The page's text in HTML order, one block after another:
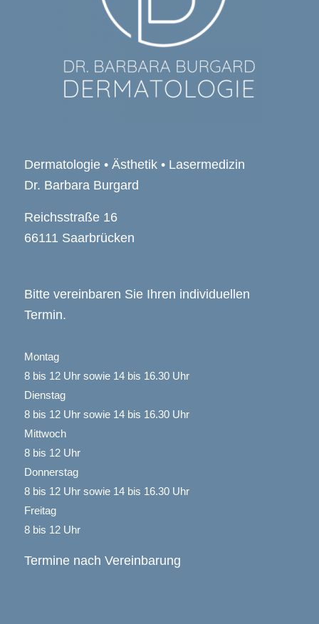
Dermatologie • Ästhetik • Lasermedizin
Dr. Barbara Burgard
Reichsstraße 16
66111 Saarbrücken
Bitte vereinbaren Sie Ihren individuellen
Termin.
Montag
8 bis 12 Uhr sowie 14 bis 16.30 Uhr
Dienstag
8 bis 12 Uhr sowie 14 bis 16.30 Uhr
Mittwoch
8 bis 12 Uhr
Donnerstag
8 bis 12 Uhr sowie 14 bis 16.30 Uhr
Freitag
8 bis 12 Uhr
Termine nach Vereinbarung